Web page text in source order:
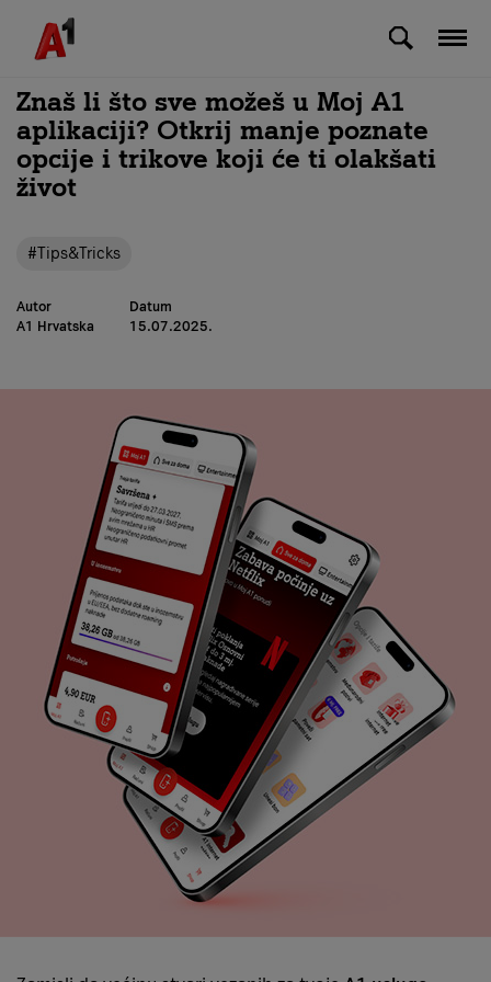
Skip to Main Content
Znaš li što sve možeš u Moj A1
aplikaciji? Otkrij manje poznate
opcije i trikove koji će ti olakšati
život
#Tips&Tricks
Autor
A1 Hrvatska
Datum
15.07.2025.